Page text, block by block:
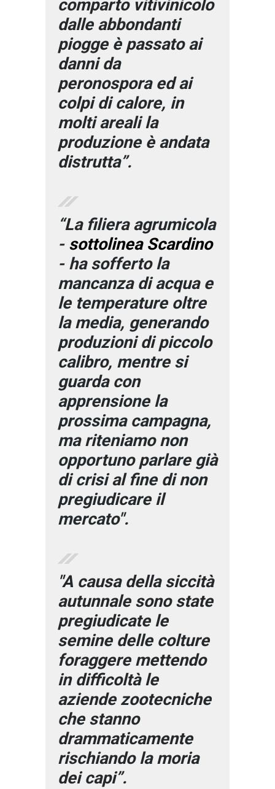
comparto vitivinicolo
dalle abbondanti
piogge è passato ai
danni da
peronospora ed ai
colpi di calore, in
molti areali la
produzione è andata
distrutta”.
“La filiera agrumicola
- sottolinea Scardino
- ha sofferto la
mancanza di acqua e
le temperature oltre
la media, generando
produzioni di piccolo
calibro, mentre si
guarda con
apprensione la
prossima campagna,
ma riteniamo non
opportuno parlare già
di crisi al fine di non
pregiudicare il
mercato".
"A causa della siccità
autunnale sono state
pregiudicate le
semine delle colture
foraggere mettendo
in difficoltà le
aziende zootecniche
che stanno
drammaticamente
rischiando la moria
dei capi”.